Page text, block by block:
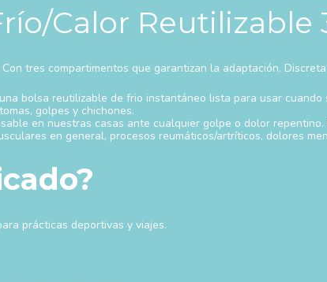
Calor Reutilizable
tres compartimentos que garantizan la adaptación.
bolsa reutilizable de frio instantáneo lista para usar
golpes y chichones.
en nuestras casas ante cualquier golpe o dolor
en general, procesos reumáticos/artríticos, dolores
prácticas deportivas y viajes.